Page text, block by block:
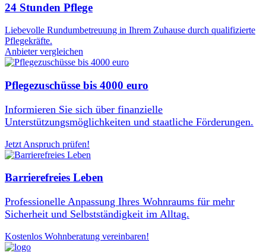
24 Stunden Pflege
Liebevolle Rundumbetreuung in Ihrem Zuhause durch qualifizierte
Pflegekräfte.
Anbieter vergleichen
Pflegezuschüsse bis 4000 euro
Informieren Sie sich über finanzielle
Unterstützungsmöglichkeiten und staatliche Förderungen.
Jetzt Anspruch prüfen!
Barrierefreies Leben
Professionelle Anpassung Ihres Wohnraums für mehr
Sicherheit und Selbstständigkeit im Alltag.
Kostenlos Wohnberatung vereinbaren!